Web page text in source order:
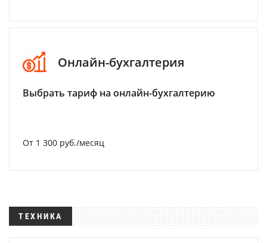
Онлайн-бухгалтерия
Выбрать тариф на онлайн-бухгалтерию
От 1 300 руб./месяц
ТЕХНИКА